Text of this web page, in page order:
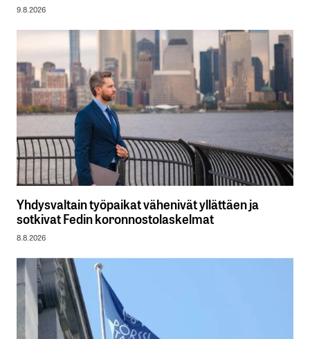
9.8.2026
Yhdysvaltain työpaikat vähenivät yllättäen ja
sotkivat Fedin koronnostolaskelmat
8.8.2026